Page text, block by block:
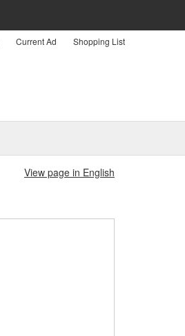
Current Ad Shopping List
View page in English